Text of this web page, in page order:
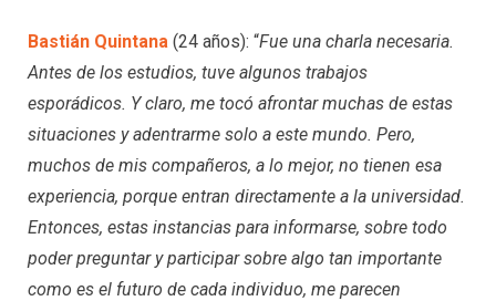
Bastián Quintana (24 años): “Fue una charla necesaria.
Antes de los estudios, tuve algunos trabajos
esporádicos. Y claro, me tocó afrontar muchas de estas
situaciones y adentrarme solo a este mundo. Pero,
muchos de mis compañeros, a lo mejor, no tienen esa
experiencia, porque entran directamente a la universidad.
Entonces, estas instancias para informarse, sobre todo
poder preguntar y participar sobre algo tan importante
como es el futuro de cada individuo, me parecen